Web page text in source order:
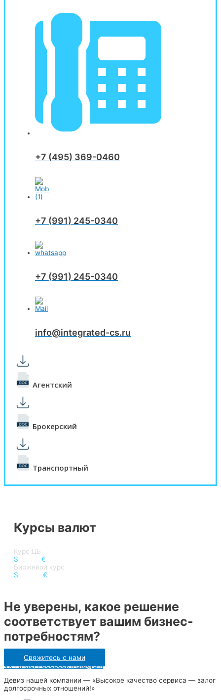
+7 (495) 369-0460
+7 (991) 245-0340
+7 (991) 245-0340
info@integrated-cs.ru
Агентский
Брокерский
Транспортный
Курсы валют
Курс ЦБ
$
€
Биржевой курс
$
€
Не уверены, какое решение
соответствует вашим бизнес-
потребностям?
Свяжитесь с нами
Vk Twitter Facebook Instagram
Девиз нашей компании — «Высокое качество сервиса — залог
долгосрочных отношений!»